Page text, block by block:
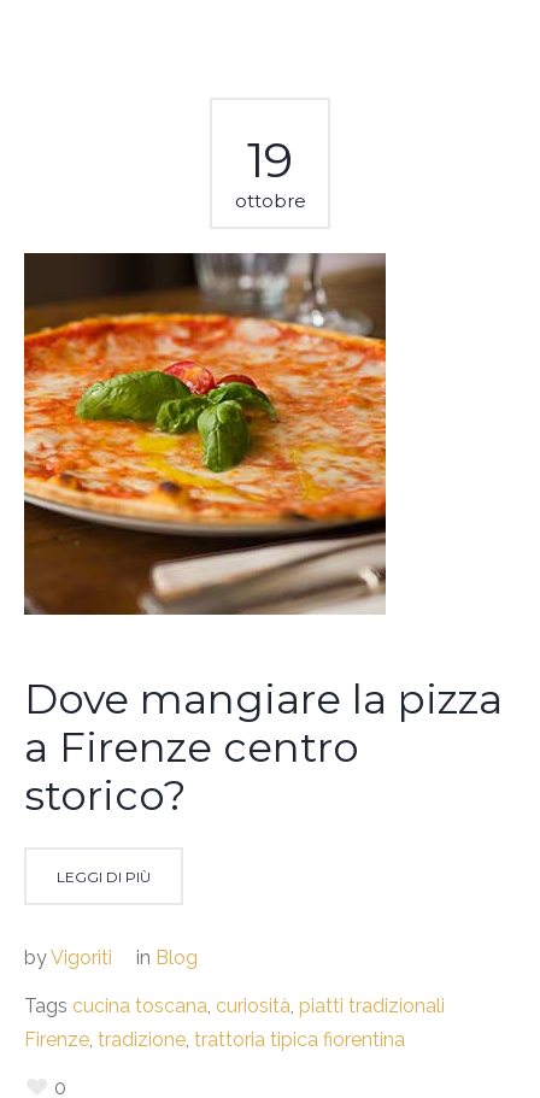
19
ottobre
Dove mangiare la pizza
a Firenze centro
storico?
LEGGI DI PIÙ
byVigoriti in Blog
Tags cucina toscana, curiosità, piatti tradizionali
Firenze, tradizione, trattoria tipica fiorentina
0